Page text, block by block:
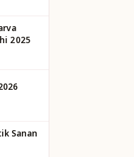
2025
Sanan